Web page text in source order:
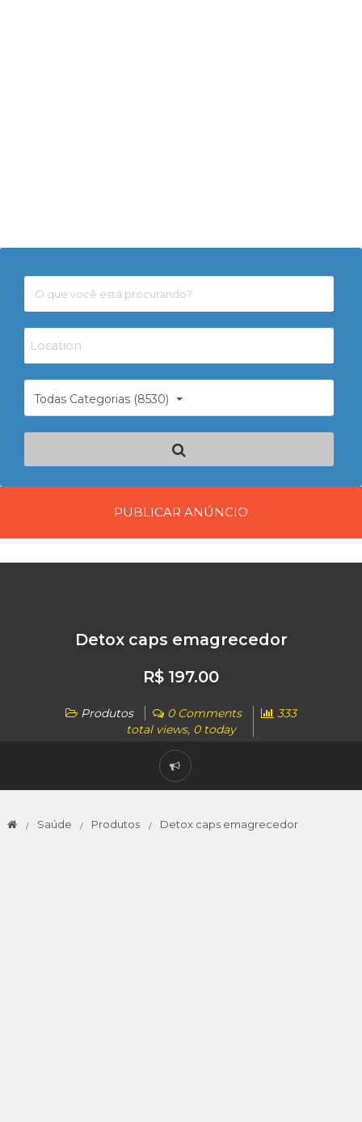
Todas Categorias (8530)
PUBLICAR ANÚNCIO
Detox caps emagrecedor
R$ 197.00
Produtos 0 Comments
333
total views, 0 today
Saúde Produtos Detox caps emagrecedor